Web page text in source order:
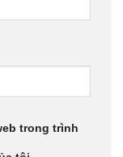
trong trình